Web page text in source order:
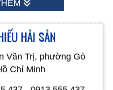
HẢI SẢN
Văn Trị, phường Gò
Chí Minh